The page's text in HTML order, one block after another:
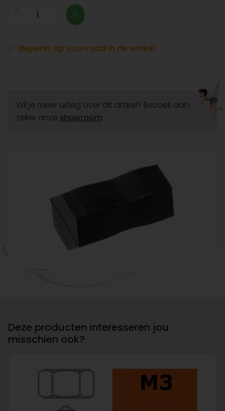
Beperkt op voorraad in de winkel.
Wil je meer uitleg over dit artikel? Bezoek dan
zeker onze showroom.
Deze producten interesseren jou
misschien ook?